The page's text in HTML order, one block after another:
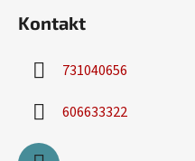
Kontakt
731040656
606633322